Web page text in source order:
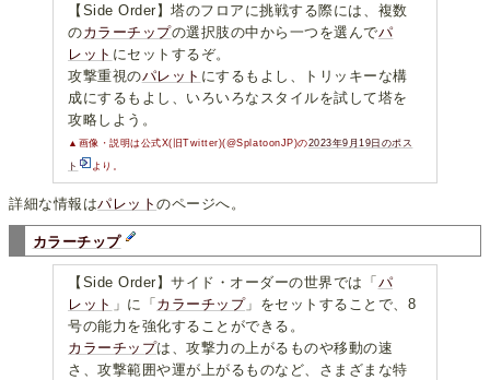
【Side Order】塔のフロアに挑戦する際には、複数
のカラーチップの選択肢の中から一つを選んでパ
レット にセットするぞ。
攻撃重視のパレット にするもよし、トリッキーな構
成にするもよし、いろいろなスタイルを試して塔を
攻略しよう。
▲画像・説明は公式X(旧Twitter)(@SplatoonJP)の2023年9月19日のポス
ト より。
詳細な情報はパレットのページへ。
カラーチップ
【Side Order】サイド・オーダーの世界では「 パ
レット 」に「 カラーチップ」をセットすることで、8
号の能力を強化することができる。
カラーチップは、攻撃力の上がるものや移動の速
さ、攻撃範囲や運が上がるものなど、さまざまな特